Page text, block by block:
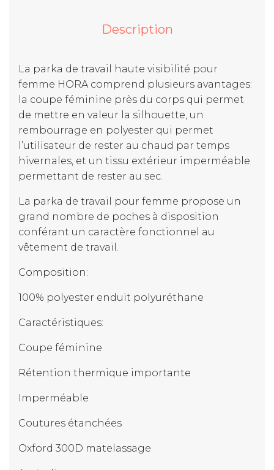
Description
La parka de travail haute visibilité pour
femme HORA comprend plusieurs avantages:
la coupe féminine près du corps qui permet
de mettre en valeur la silhouette, un
rembourrage en polyester qui permet
l’utilisateur de rester au chaud par temps
hivernales, et un tissu extérieur imperméable
permettant de rester au sec.
La parka de travail pour femme propose un
grand nombre de poches à disposition
conférant un caractère fonctionnel au
vêtement de travail.
Composition:
100% polyester enduit polyuréthane
Caractéristiques:
Coupe féminine
Rétention thermique importante
Imperméable
Coutures étanchées
Oxford 300D matelassage